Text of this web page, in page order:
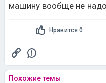
машину вообще не надо
Нравится 0
Похожие темы